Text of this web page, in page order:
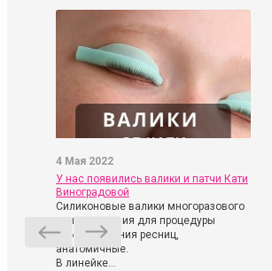
4 Мая 2022
У нас появились валики и патчи Кати
Виноградовой
Силиконовые валики многоразового
использования для процедуры
ламинирования ресниц,
анатомичные.
В линейке...